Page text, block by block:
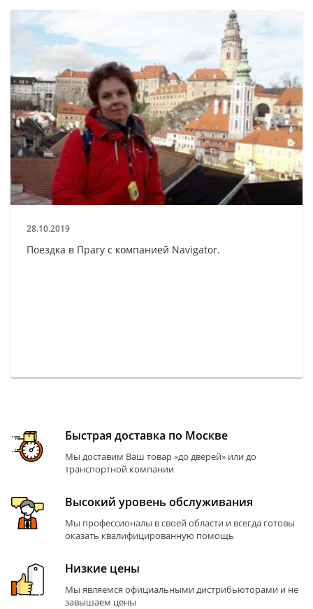
28.10.2019
Поездка в Прагу с компанией Navigator.
Быстрая доставка по Москве
Мы доставим Ваш товар «до дверей» или до
транспортной компании
Высокий уровень обслуживания
Мы профессионалы в своей области и всегда готовы
оказать квалифицированную помощь
Низкие цены
Мы являемся официальными дистрибьюторами и не
завышаем цены